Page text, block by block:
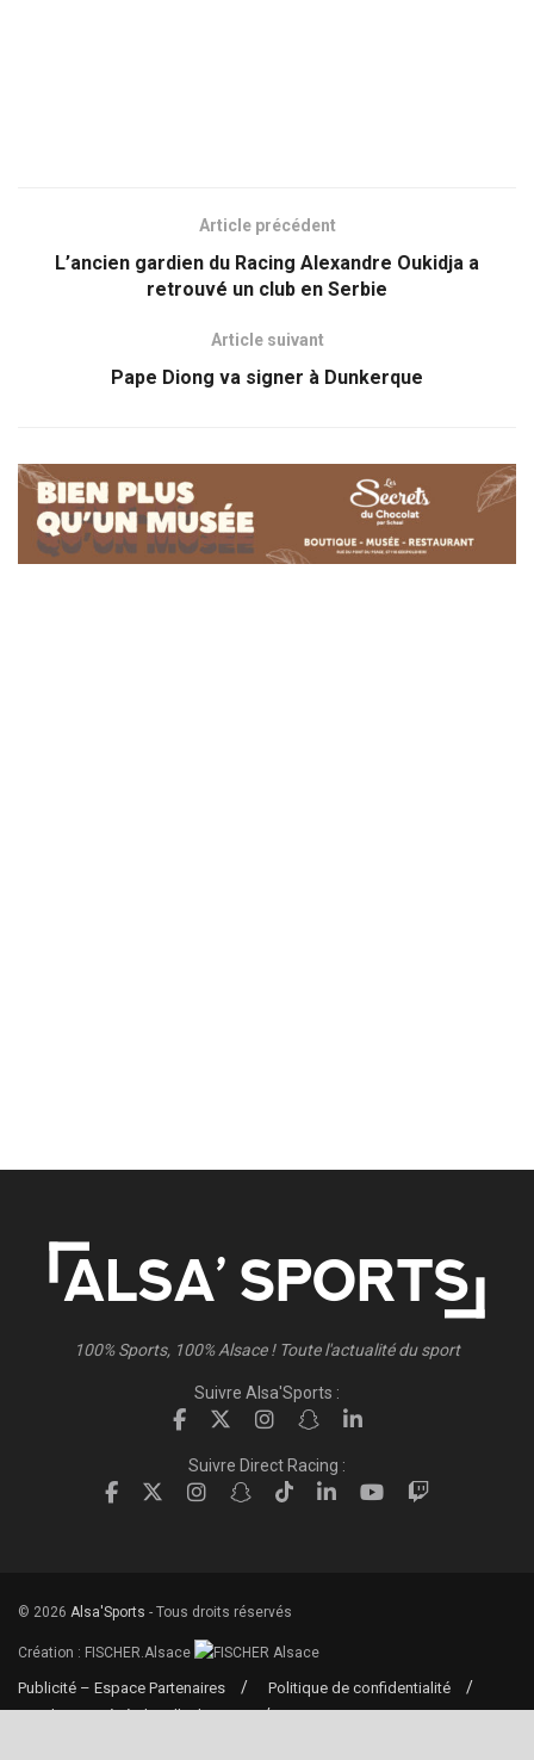
Article précédent
L’ancien gardien du Racing Alexandre Oukidja a
retrouvé un club en Serbie
Article suivant
Pape Diong va signer à Dunkerque
100% Sports, 100% Alsace ! Toute l'actualité du sport
Suivre Alsa'Sports :
Suivre Direct Racing :
© 2026 Alsa'Sports - Tous droits réservés
Création : FISCHER.Alsace
Publicité – Espace Partenaires
Politique de confidentialité
Conditions générales d’utilisation